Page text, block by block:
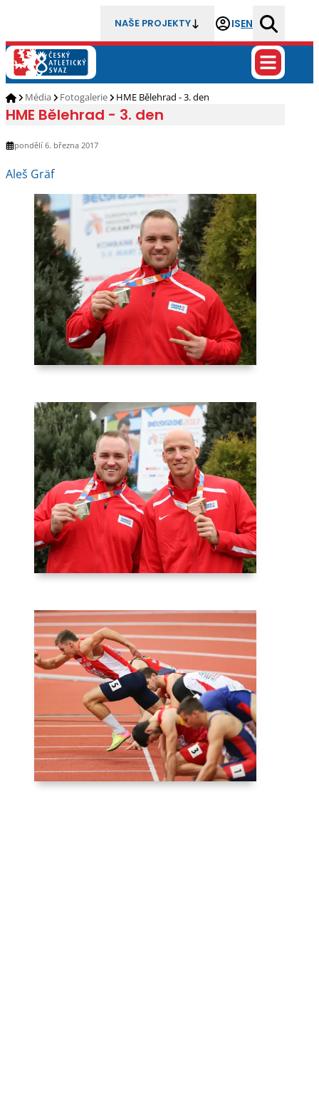
NAŠE PROJEKTY ISEN
Média Fotogalerie HME Bělehrad - 3. den
HME Bělehrad - 3. den
pondělí 6. března 2017
Aleš Gräf